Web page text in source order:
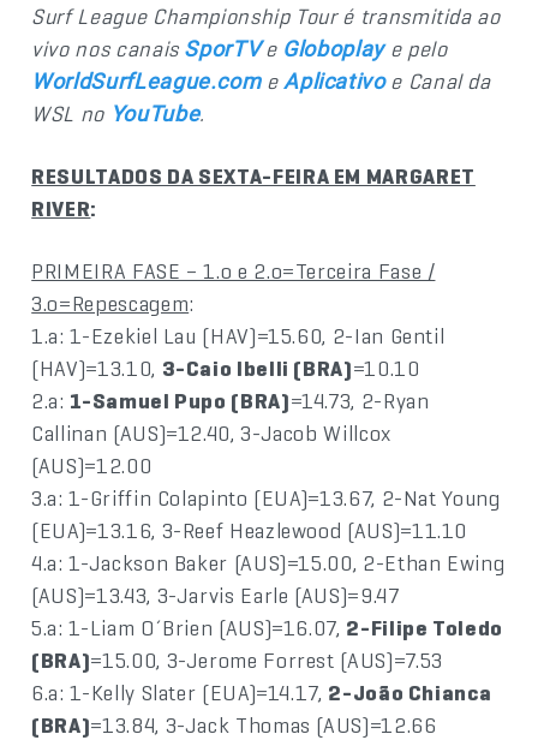
Surf League Championship Tour é transmitida ao
vivo nos canais SporTVe Globoplaye pelo
WorldSurfLeague.comeAplicativoe Canal da
WSL no YouTube.
RESULTADOS DA SEXTA-FEIRA EM MARGARET
RIVER:
PRIMEIRA FASE – 1.o e 2.o=Terceira Fase /
3.o=Repescagem:
1.a: 1-Ezekiel Lau (HAV)=15.60, 2-Ian Gentil
(HAV)=13.10, 3-Caio Ibelli (BRA)=10.10
2.a: 1-Samuel Pupo (BRA)=14.73, 2-Ryan
Callinan (AUS)=12.40, 3-Jacob Willcox
(AUS)=12.00
3.a: 1-Griffin Colapinto (EUA)=13.67, 2-Nat Young
(EUA)=13.16, 3-Reef Heazlewood (AUS)=11.10
4.a: 1-Jackson Baker (AUS)=15.00, 2-Ethan Ewing
(AUS)=13.43, 3-Jarvis Earle (AUS)=9.47
5.a: 1-Liam O´Brien (AUS)=16.07, 2-Filipe Toledo
(BRA)=15.00, 3-Jerome Forrest (AUS)=7.53
6.a: 1-Kelly Slater (EUA)=14.17, 2-João Chianca
(BRA)=13.84, 3-Jack Thomas (AUS)=12.66